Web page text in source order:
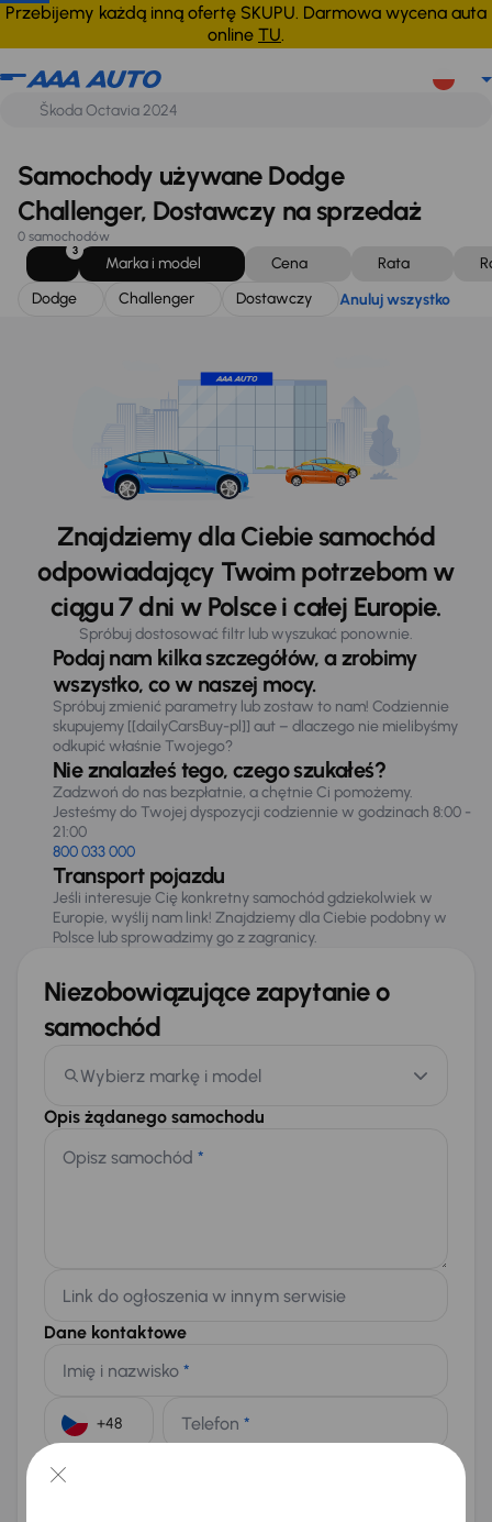
Przebijemy każdą inną ofertę SKUPU. Darmowa wycena auta
online TU.
Dodge Challenger Dostawczy Anuluj wszystko
Samochody używane Dodge
Challenger, Dostawczy na sprzedaż
0 samochodów
3
Marka i model Cena Rata
Dodge
Challenger Dostawczy Anuluj wszystko
Znajdziemy dla Ciebie samochód
odpowiadający Twoim potrzebom w
ciągu 7 dni w Polsce i całej Europie.
Spróbuj dostosować filtr lub wyszukać ponownie.
Podaj nam kilka szczegółów, a zrobimy
wszystko, co w naszej mocy.
Spróbuj zmienić parametry lub zostaw to nam! Codziennie
skupujemy [[dailyCarsBuy-pl]] aut – dlaczego nie mielibyśmy
odkupić właśnie Twojego?
Nie znalazłeś tego, czego szukałeś?
Zadzwoń do nas bezpłatnie, a chętnie Ci pomożemy.
Jesteśmy do Twojej dyspozycji codziennie w godzinach 8:00 -
21:00
800 033 000
Transport pojazdu
Jeśli interesuje Cię konkretny samochód gdziekolwiek w
Europie, wyślij nam link! Znajdziemy dla Ciebie podobny w
Polsce lub sprowadzimy go z zagranicy.
Niezobowiązujące zapytanie o
samochód
Wybierz markę i model
Opis żądanego samochodu
Opisz samochód *
Link do ogłoszenia w innym serwisie
Dane kontaktowe
Imię i nazwisko *
Telefon *
E-mail